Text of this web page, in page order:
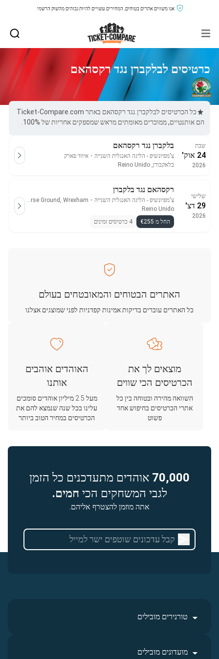
אנו משווים אתרים בטוחים, המחירים עשויים להיות גבוהים מהשוק הרשמי.
כרטיסים לבלקברן נגד רקסהאם
כל הכרטיסים לבלקברן נגד רקסהאם באתר Ticket-Compare.com
הם אותנטיים, ממוכרים מאומתים מראש שמספקים אחריות של 100%.
שבת
24 אוק'
2026
בלקברן נגד רקסהאם
צ'מפיונשיפ - הליגה האנגלית השנייה ・ איווד פארק
בלאקבורן, Reino Unido
שלישי
29 דצ'
2026
רקסהאם נגד בלקברן
צ'מפיונשיפ - הליגה האנגלית השנייה ・
Racecourse Ground, Wrexham
Reino Unido
החל מ €255
4 כרטיסים זמינים
האתרים הבטוחים והמאובטחים בעולם
כל האתרים עוברים בדיקות אמינות קפדניות לפני שמוצגים אצלנו
מוצאים לך את
הכרטיסים הכי שווים
השוואה מהירה ובטוחה בין כל
אתרי הכרטיסים בחיפוש אחד
פשוט
האוהדים אוהבים
אותנו
מעל 2.5 מיליון אוהדים סומכים
עלינו בכל שנה שנמצא להם את
הכרטיסים במחיר הטוב ביותר
70,000 אוהדים מתעדכנים כל הזמן
לגבי המשחקים הכי חמים.
אתה מוזמן להצטרף אליהם.
טורנירים מובילים
מועדונים מובילים